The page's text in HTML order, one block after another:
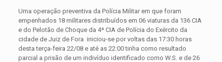
Uma operação preventiva da Polícia Militar em que foram
empenhados 18 militares distribuídos em 06 viaturas da 136 CIA
e do Pelotão de Choque da 4ª CIA de Polícia do Exército da
cidade de Juiz de Fora iniciou-se por voltas das 17:30 horas
desta terça-feira 22/08 e até as 22:00 tinha como resultado
parcial a prisão de um indivíduo identificado como W.S. e de 26